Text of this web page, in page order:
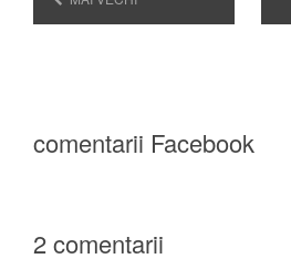
comentarii Facebook
2 comentarii